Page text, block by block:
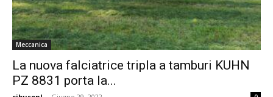
Meccanica
La nuova falciatrice tripla a tamburi KUHN
PZ 8831 porta la...